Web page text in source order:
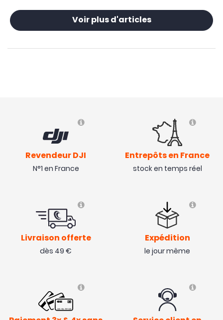
Voir plus d'articles
Revendeur DJI
N°1 en France
Entrepôts en France
stock en temps réel
Livraison offerte
dès 49 €
Expédition
le jour même